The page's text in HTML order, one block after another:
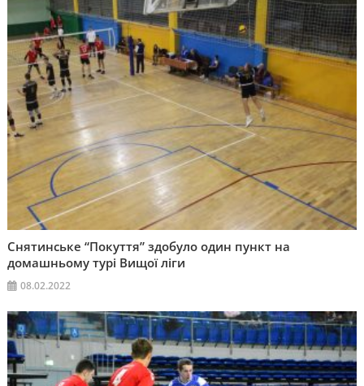
Снятинське “Покуття” здобуло один пункт на
домашньому турі Вищої ліги
08.02.2022